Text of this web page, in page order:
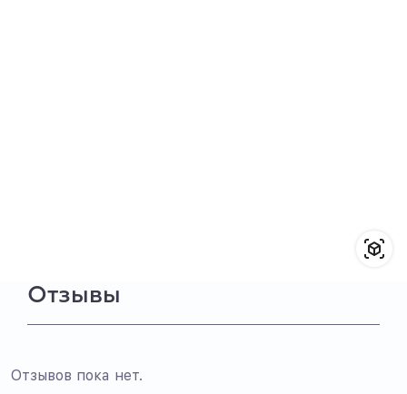
Отзывы
Отзывов пока нет.